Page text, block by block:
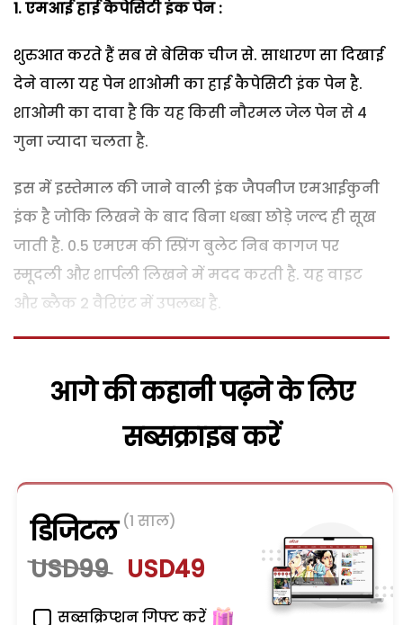
1. एमआई हाई कैपेसिटी इंक पेन :
शुरुआत करते हैं सब से बेसिक चीज से. साधारण सा दिखाई
देने वाला यह पेन शाओमी का हाई कैपेसिटी इंक पेन है.
शाओमी का दावा है कि यह किसी नौरमल जेल पेन से 4
गुना ज्यादा चलता है.
इस में इस्तेमाल की जाने वाली इंक जैपनीज एमआईकुनी
इंक है जोकि लिखने के बाद बिना धब्बा छोड़े जल्द ही सूख
जाती है. 0.5 एमएम की स्प्रिंग बुलेट निब कागज पर
स्मूदली और शार्पली लिखने में मदद करती है. यह वाइट
और ब्लैक 2 वैरिएंट में उपलब्ध है.
आगे की कहानी पढ़ने के लिए
सब्सक्राइब करें
डिजिटल (1 साल)
USD99 USD49
सब्सक्रिप्शन गिफ्ट करें